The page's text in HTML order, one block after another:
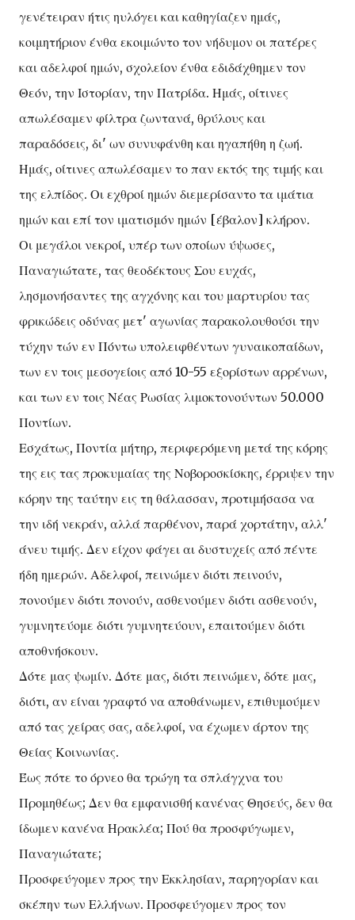
γενέτειραν ήτις ηυλόγει και καθηγίαζεν ημάς,
κοιμητήριον ένθα εκοιμώντο τον νήδυμον οι πατέρες
και αδελφοί ημών, σχολείον ένθα εδιδάχθημεν τον
Θεόν, την Ιστορίαν, την Πατρίδα. Ημάς, οίτινες
απωλέσαμεν φίλτρα ζωντανά, θρύλους και
παραδόσεις, δι' ων συνυφάνθη και ηγαπήθη η ζωή.
Ημάς, οίτινες απωλέσαμεν το παν εκτός της τιμής και
της ελπίδος. Οι εχθροί ημών διεμερίσαντο τα ιμάτια
ημών και επί τον ιματισμόν ημών [έβαλον] κλήρον.
Οι μεγάλοι νεκροί, υπέρ των οποίων ύψωσες,
Παναγιώτατε, τας θεοδέκτους Σου ευχάς,
λησμονήσαντες της αγχόνης και του μαρτυρίου τας
φρικώδεις οδύνας μετ' αγωνίας παρακολουθούσι την
τύχην τών εν Πόντω υπολειφθέντων γυναικοπαίδων,
των εν τοις μεσογείοις από 10-55 εξορίστων αρρένων,
και των εν τοις Νέας Ρωσίας λιμοκτονούντων 50.000
Ποντίων.
Εσχάτως, Ποντία μήτηρ, περιφερόμενη μετά της κόρης
της εις τας προκυμαίας της Νοβοροσκίσκης, έρριψεν την
κόρην της ταύτην εις τη θάλασσαν, προτιμήσασα να
την ιδή νεκράν, αλλά παρθένον, παρά χορτάτην, αλλ'
άνευ τιμής. Δεν είχον φάγει αι δυστυχείς από πέντε
ήδη ημερών. Αδελφοί, πεινώμεν διότι πεινούν,
πονούμεν διότι πονούν, ασθενούμεν διότι ασθενούν,
γυμνητεύομε διότι γυμνητεύουν, επαιτούμεν διότι
αποθνήσκουν.
Δότε μας ψωμίν. Δότε μας, διότι πεινώμεν, δότε μας,
διότι, αν είναι γραφτό να αποθάνωμεν, επιθυμούμεν
από τας χείρας σας, αδελφοί, να έχωμεν άρτον της
Θείας Κοινωνίας.
Έως πότε το όρνεο θα τρώγη τα σπλάγχνα του
Προμηθέως; Δεν θα εμφανισθή κανένας Θησεύς, δεν θα
ίδωμεν κανένα Ηρακλέα; Πού θα προσφύγωμεν,
Παναγιώτατε;
Προσφεύγομεν προς την Εκκλησίαν, παρηγορίαν και
σκέπην των Ελλήνων. Προσφεύγομεν προς τον